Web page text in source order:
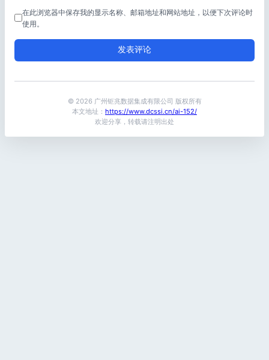
在此浏览器中保存我的显示名称、邮箱地址和网站地址，以便下次评论时
使用。
© 2026 广州钜兆数据集成有限公司 版权所有
本文地址： https://www.dcssi.cn/ai-152/
欢迎分享，转载请注明出处